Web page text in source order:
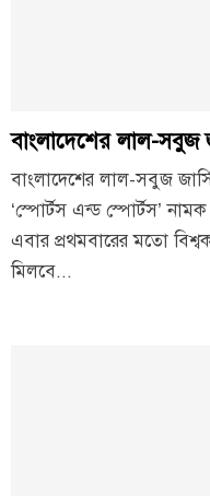
বাংলাদেশের লাল-সবুজ
বাংলাদেশের লাল-সবুজ
‘স্পোর্টস এন্ড স্পোর্টস’
এবার প্রথমবারের মতো
মিলবে...